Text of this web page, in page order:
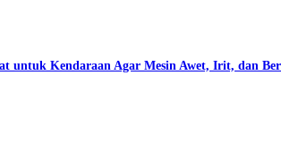
untuk Kendaraan Agar Mesin Awet, Irit, dan